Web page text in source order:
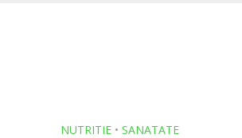
NUTRITIE • SANATATE